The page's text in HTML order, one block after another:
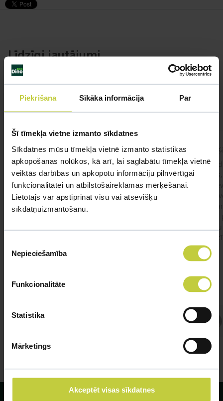
Piekrišana Sīkāka informācija Par
Šī tīmekļa vietne izmanto sīkdatnes
Sīkdatnes mūsu tīmekļa vietnē izmanto statistikas
apkopošanas nolūkos, kā arī, lai saglabātu tīmekļa vietnē
veiktās darbības un apkopotu informāciju pilnvērtīgai
funkcionalitātei un atbilstošaireklāmas mērķēšanai.
Lietotājs var apstiprināt visu vai atsevišķu
sīkdatņuizmantošanu.
izvēle
Nepieciešamība
Funkcionalitāte
Statistika
Mārketings
Akceptēt visas sīkdatnes
Līdzīgi jautājumi
Mūsu eksperti spēs atbildēt uz jebkuru Jūsu jautājumu
UZDOT JAUTĀJUMU
kaķis apēdis plēvi
Ja kaķim gadījies apēst plastiku ,ko ieklāj zem
garnelēm kārbiņās apakšā.Kādas sekas varētu
būt?Kā kaķis varētu reağēt...Ko darīt?
Atbild Veterinārārsts,